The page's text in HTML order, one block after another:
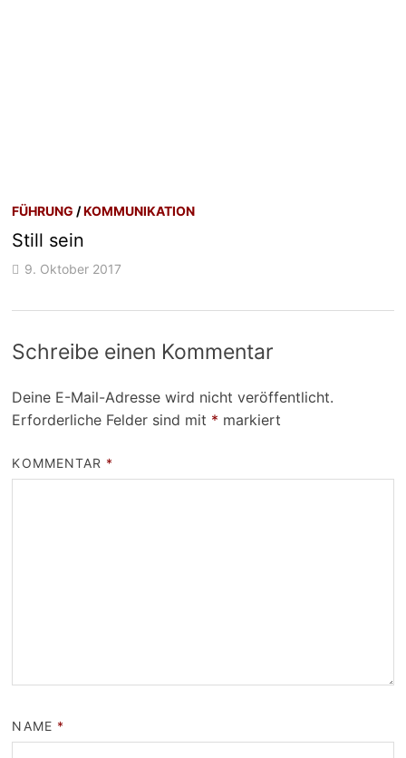
FÜHRUNG /KOMMUNIKATION
Still sein
9. Oktober 2017
Schreibe einen Kommentar
Deine E-Mail-Adresse wird nicht veröffentlicht.
Erforderliche Felder sind mit * markiert
KOMMENTAR *
NAME *